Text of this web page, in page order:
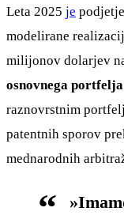
Leta 2025 je podjetje
modelirane
milijonov dolarjev
osnovnega
raznovrstnim
patentnih sporov
mednarodnih